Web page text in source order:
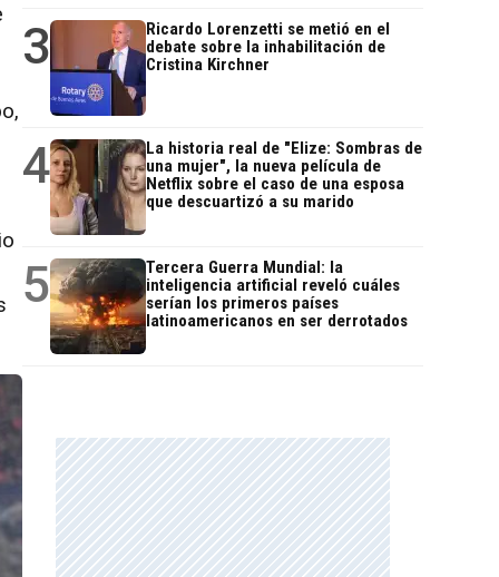
3
Ricardo Lorenzetti se metió en el
debate sobre la inhabilitación de
Cristina Kirchner
4
La historia real de "Elize: Sombras de
una mujer", la nueva película de
Netflix sobre el caso de una esposa
que descuartizó a su marido
5
Tercera Guerra Mundial: la
inteligencia artificial reveló cuáles
serían los primeros países
latinoamericanos en ser derrotados